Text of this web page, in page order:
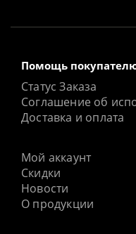
Помощь
Статус Заказа
Соглашение об
Доставка и оплата
Мой аккаунт
Скидки
Новости
О продукции